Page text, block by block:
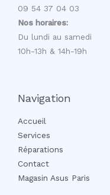
09 54 37 04 03
Nos horaires:
Du lundi au samedi
10h-13h & 14h-19h
Navigation
Accueil
Services
Réparations
Contact
Magasin Asus Paris